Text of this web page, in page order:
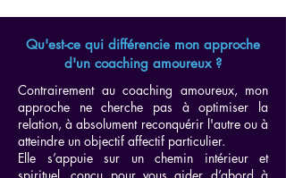
Qu'est-ce qui différencie mon approche
d'un coaching amoureux ?
Contrairement au coaching amoureux, mon
approche ne cherche pas à optimiser la
relation, à absolument reconquérir l'autre ou à
atteindre un objectif affectif particulier.
Elle s’appuie sur un chemin intérieur et